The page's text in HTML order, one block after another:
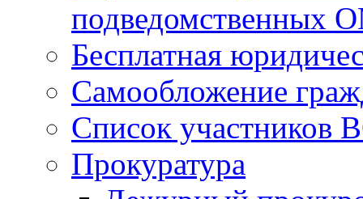
подведомственных
Бесплатная
Самообложение
Список участников
Прокуратура